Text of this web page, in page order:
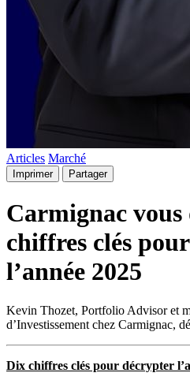
Articles Marché
Imprimer Partager
Carmignac vous
chiffres clés
l’année 2025
Kevin Thozet, Portfolio Advisor et
d’Investissement chez Carmignac,
Dix chiffres clés pour décrypter